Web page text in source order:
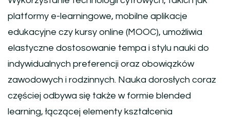
platformy e-learningowe, mobilne aplikacje
edukacyjne czy kursy online (MOOC), umożliwia
elastyczne dostosowanie tempa i stylu nauki do
indywidualnych preferencji oraz obowiązków
zawodowych i rodzinnych. Nauka dorosłych coraz
częściej odbywa się także w formie blended
learning, łączącej elementy kształcenia